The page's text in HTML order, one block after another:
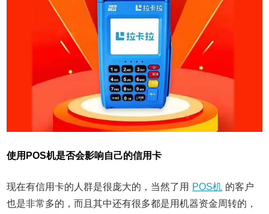
使用POS机是否会影响自己的信用卡
现在有信用卡的人群是很庞大的，当然了用 POS机 的客户
也是非常多的，而且其中还有很多都是用机器资金周转的，